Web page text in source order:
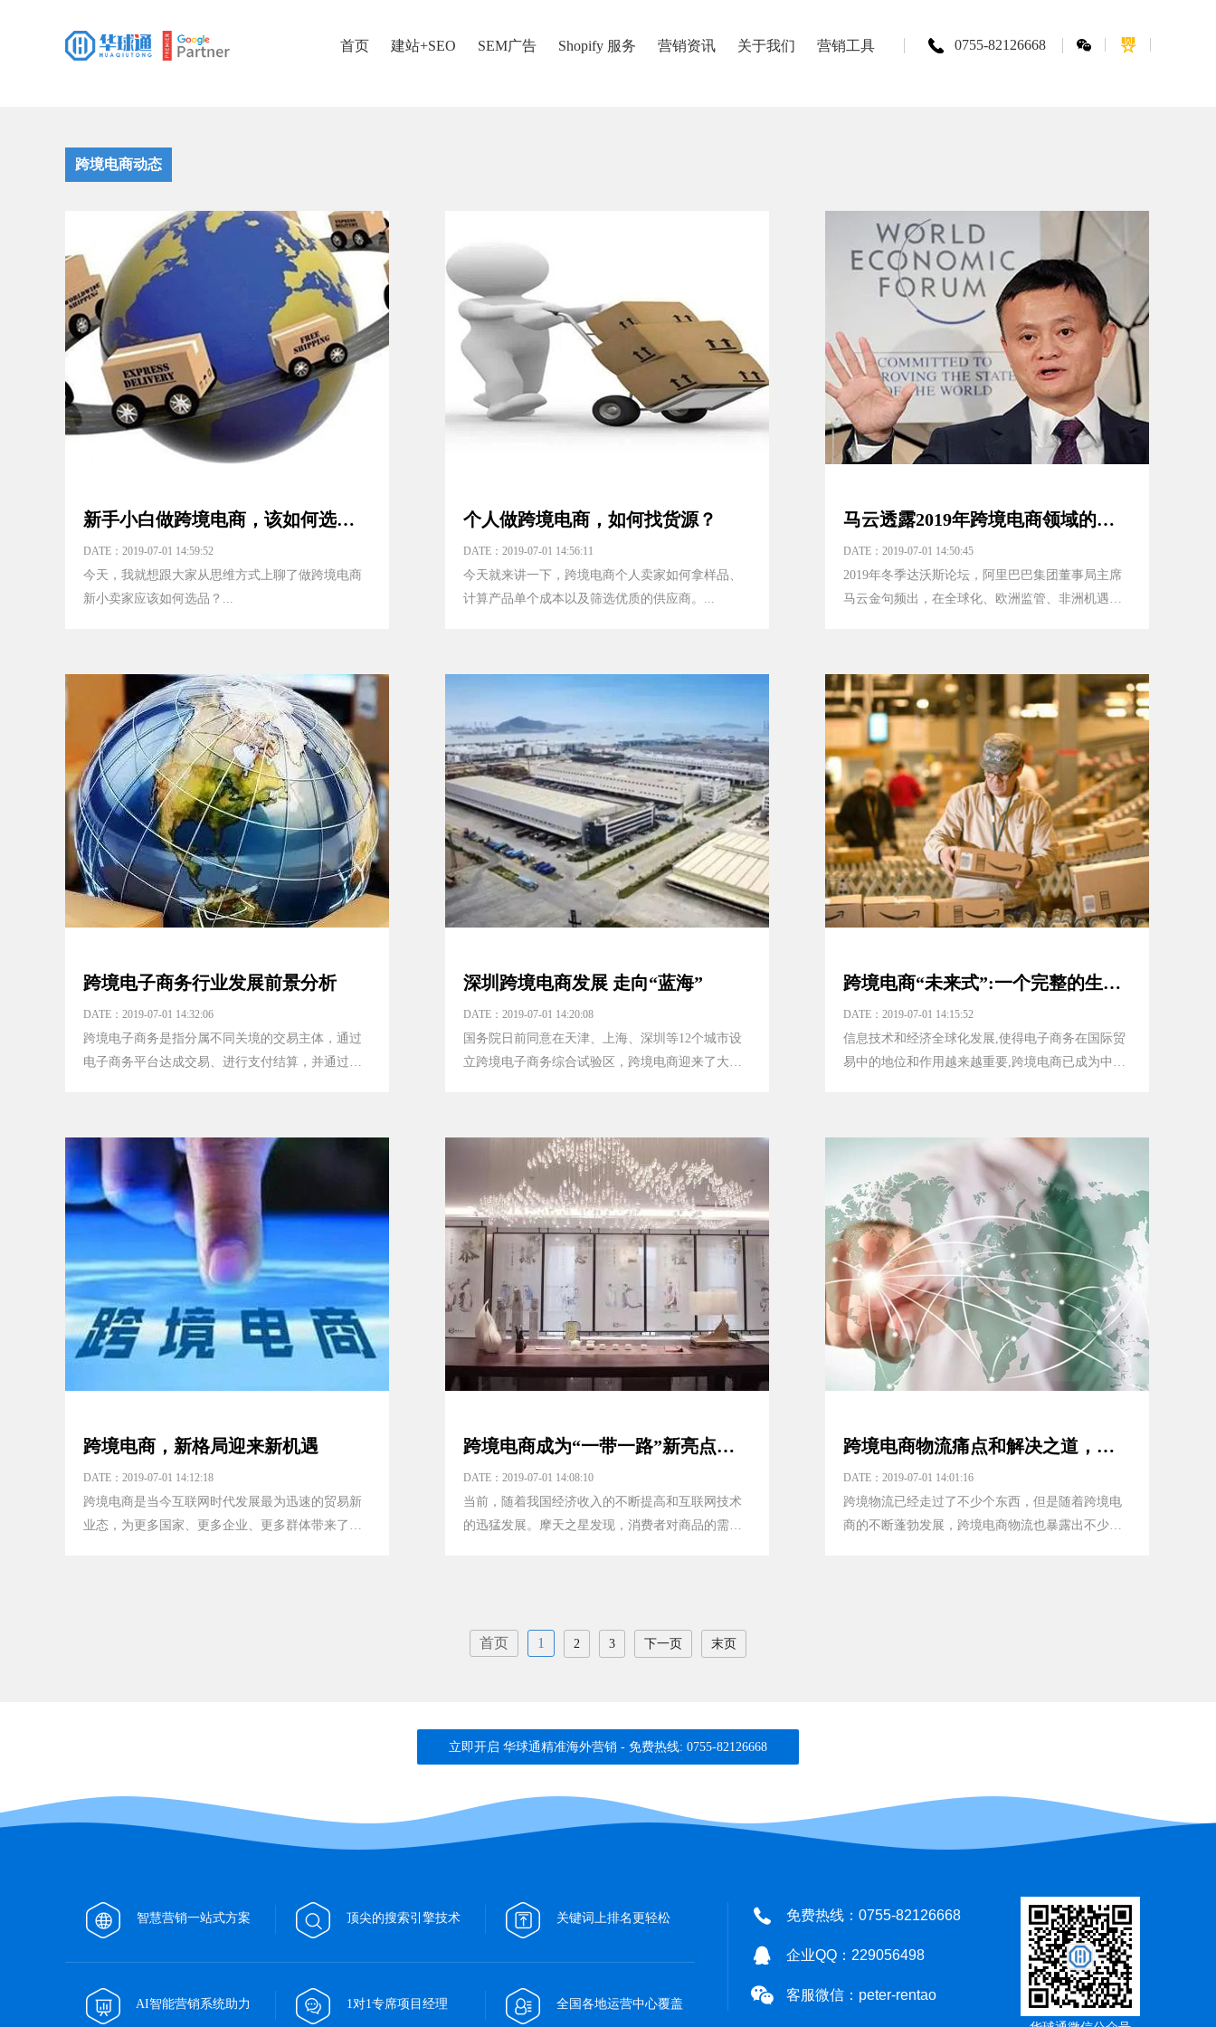
0755-82126668
首页 建站+SEO SEM广告 Shopify 服务 营销资讯 关于我们 营销工具
跨境电商动态
新手小白做跨境电商，该如何选品？
DATE：2019-07-01 14:59:52
今天，我就想跟大家从思维方式上聊了做跨境电商
新小卖家应该如何选品？...
个人做跨境电商，如何找货源？
DATE：2019-07-01 14:56:11
今天就来讲一下，跨境电商个人卖家如何拿样品、
计算产品单个成本以及筛选优质的供应商。...
马云透露2019年跨境电商领域的机会！
DATE：2019-07-01 14:50:45
2019年冬季达沃斯论坛，阿里巴巴集团董事局主席
马云金句频出，在全球化、欧洲监管、非洲机遇、
跨境电子商务行业发展前景分析
DATE：2019-07-01 14:32:06
跨境电子商务是指分属不同关境的交易主体，通过
电子商务平台达成交易、进行支付结算，并通过跨
深圳跨境电商发展 走向“蓝海”
DATE：2019-07-01 14:20:08
国务院日前同意在天津、上海、深圳等12个城市设
立跨境电子商务综合试验区，跨境电商迎来了大扩
跨境电商“未来式”:一个完整的生态链正在形成
DATE：2019-07-01 14:15:52
信息技术和经济全球化发展,使得电子商务在国际贸
易中的地位和作用越来越重要,跨境电商已成为中国
跨境电商，新格局迎来新机遇
DATE：2019-07-01 14:12:18
跨境电商是当今互联网时代发展最为迅速的贸易新
业态，为更多国家、更多企业、更多群体带来了新
跨境电商成为“一带一路”新亮点，这个风口你抓住了吗？
DATE：2019-07-01 14:08:10
当前，随着我国经济收入的不断提高和互联网技术
的迅猛发展。摩天之星发现，消费者对商品的需求
跨境电商物流痛点和解决之道，都在这里！
DATE：2019-07-01 14:01:16
跨境物流已经走过了不少个东西，但是随着跨境电
商的不断蓬勃发展，跨境电商物流也暴露出不少痛
首页 1 2 3 下一页 末页
立即开启 华球通精准海外营销 - 免费热线: 0755-82126668
智慧营销一站式方案 顶尖的搜索引擎技术 关键词上排名更轻松
AI智能营销系统助力 1对1专席项目经理 全国各地运营中心覆盖
免费热线：0755-82126668
企业QQ：229056498
客服微信：peter-rentao